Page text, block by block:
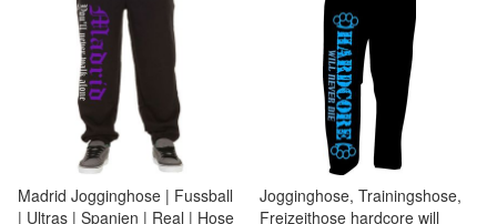
Madrid Jogginghose | Fussball
| Ultras | Spanien | Real | Hose
Jogginghose, Trainingshose,
Freizeithose hardcore will